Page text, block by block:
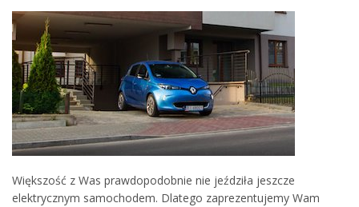
Większość z Was prawdopodobnie nie jeździła jeszcze
elektrycznym samochodem. Dlatego zaprezentujemy Wam